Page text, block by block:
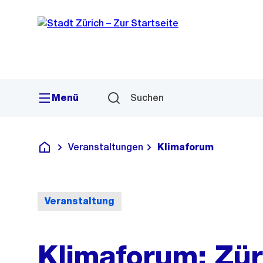
Navigation
Sprunglink
Menü Suchen
Deutsch
Veranstaltungen Klimaforum
Veranstaltung
Klimaforum: